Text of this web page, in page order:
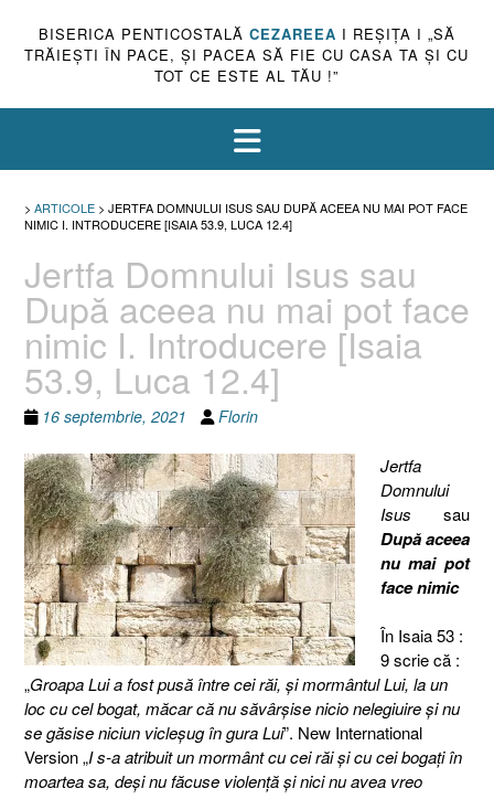
BISERICA PENTICOSTALĂ CEZAREEA I REŞIŢA I „SĂ
TRĂIEŞTI ÎN PACE, ŞI PACEA SĂ FIE CU CASA TA ŞI CU
TOT CE ESTE AL TĂU !”
> ARTICOLE > JERTFA DOMNULUI ISUS SAU DUPĂ ACEEA NU MAI POT FACE
NIMIC I. INTRODUCERE [ISAIA 53.9, LUCA 12.4]
Jertfa Domnului Isus sau
După aceea nu mai pot face
nimic I. Introducere [Isaia
53.9, Luca 12.4]
16 septembrie, 2021 Florin
Jertfa
Domnului
Isus sau
După aceea
nu mai pot
face nimic
În Isaia 53 :
9 scrie că :
„Groapa Lui a fost pusă între cei răi, şi mormântul Lui, la un
loc cu cel bogat, măcar că nu săvârşise nicio nelegiuire şi nu
se găsise niciun vicleşug în gura Lui”. New International
Version „I s-a atribuit un mormânt cu cei răi și cu cei bogați în
moartea sa, deși nu făcuse violență și nici nu avea vreo